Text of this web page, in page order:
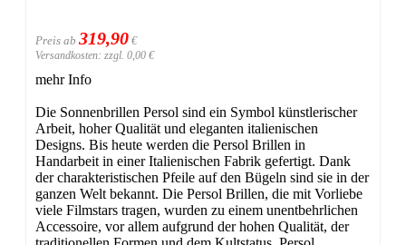
Preis ab 319,90 €
Versandkosten: zzgl. 0,00 €
mehr Info
Die Sonnenbrillen Persol sind ein Symbol künstlerischer
Arbeit, hoher Qualität und eleganten italienischen
Designs. Bis heute werden die Persol Brillen in
Handarbeit in einer Italienischen Fabrik gefertigt. Dank
der charakteristischen Pfeile auf den Bügeln sind sie in der
ganzen Welt bekannt. Die Persol Brillen, die mit Vorliebe
viele Filmstars tragen, wurden zu einem unentbehrlichen
Accessoire, vor allem aufgrund der hohen Qualität, der